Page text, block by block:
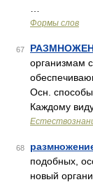
Формы слов
67
организмам
Осн. способы
Каждому
68
подобных,
новый